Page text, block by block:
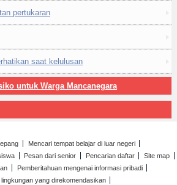
pertukaran
saat kelulusan
untuk Warga Mancanegara
Mencari tempat belajar di luar negeri
Pesan dari senior Pencarian daftar
Site map
Pemberitahuan mengenai informasi pribadi
lingkungan yang direkomendasikan